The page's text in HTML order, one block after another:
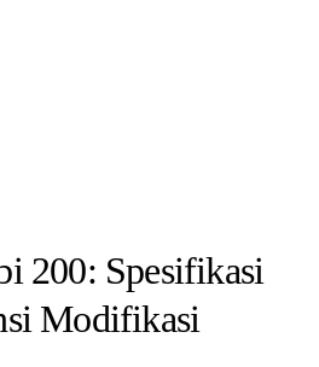
200: Spesifikasi
Modifikasi